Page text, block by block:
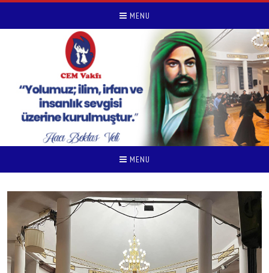
MENU
MENU